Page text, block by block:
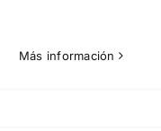
Más información